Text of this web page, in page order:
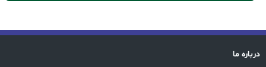
درباره ما